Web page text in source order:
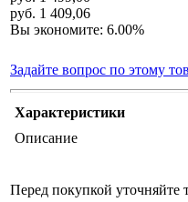
руб. 1 409,06
Вы экономите: 6.00%
Задайте вопрос по этому
Характеристики
Описание
Перед покупкой уточняйте